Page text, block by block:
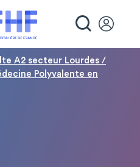
A2 secteur Lourdes /
Polyvalente en